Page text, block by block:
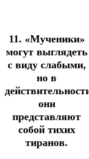
11. «Мученики»
могут выглядеть
с виду слабыми,
но в
они
представляют
собой тихих
тиранов.